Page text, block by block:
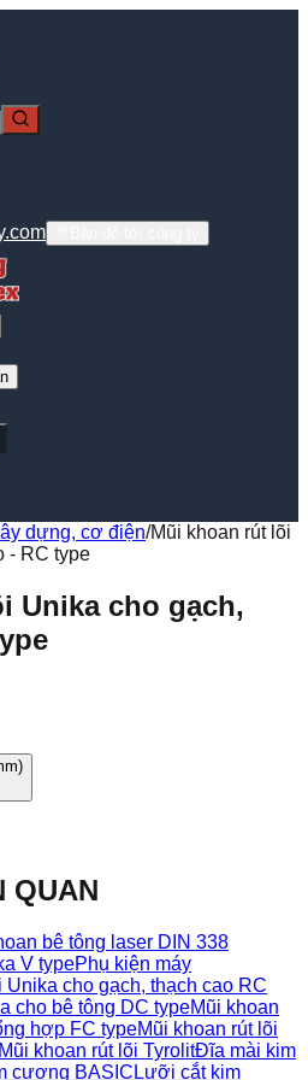
dựng, cơ điện/Mũi khoan rút lõi
- RC type
Unika cho gạch,
)
QUAN
bê tông laser DIN 338
V typePhụ kiện máy
Unika cho gạch, thạch cao RC
cho bê tông DC typeMũi khoan
hợp FC typeMũi khoan rút lõi
khoan rút lõi TyrolitĐĩa mài kim
cương BASIC Lưỡi cắt kim